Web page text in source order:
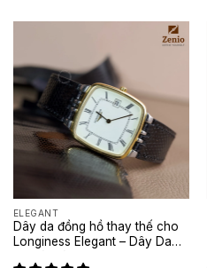
ELEGANT
Dây da đồng hồ thay thế cho
Longiness Elegant – Dây Da